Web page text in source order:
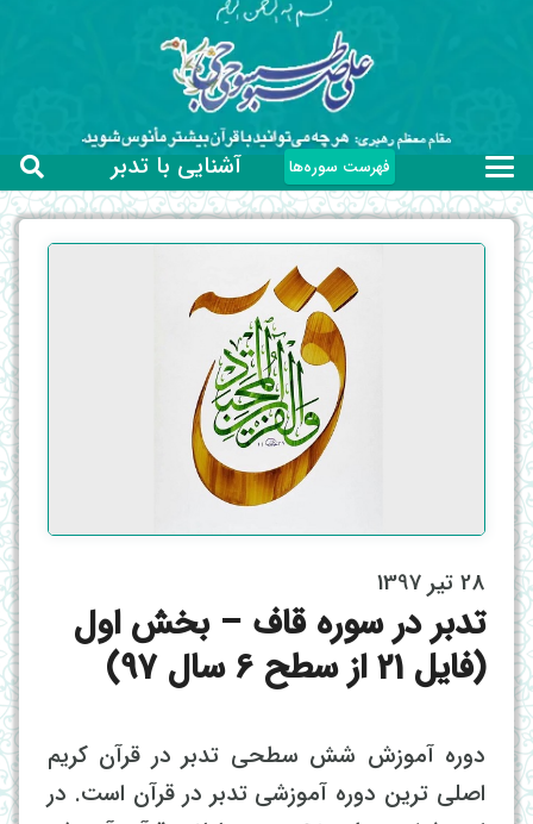
فهرست سوره‌ها آشنایی با تدبر
28 تیر 1397
تدبر در سوره قاف – بخش اول
(فایل 21 از سطح 6 سال 97)
دوره آموزش شش سطحی تدبر در قرآن کریم
اصلی ترین دوره آموزشی تدبر در قرآن است. در